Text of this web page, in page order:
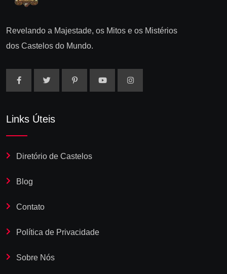
Revelando a Majestade, os Mitos e os Mistérios
dos Castelos do Mundo.
Links Úteis
Diretório de Castelos
Blog
Contato
Política de Privacidade
Sobre Nós